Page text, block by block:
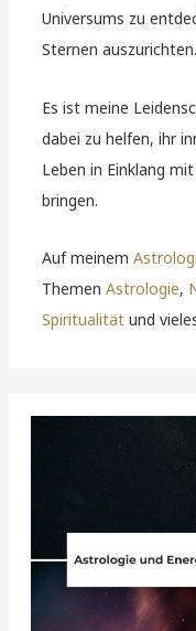
Universums zu
Sternen auszurichten.
Es ist meine
dabei zu helfen, ihr
Leben in Einklang
bringen.
Auf meinem
ThemenAstrologie,
Spiritualität und